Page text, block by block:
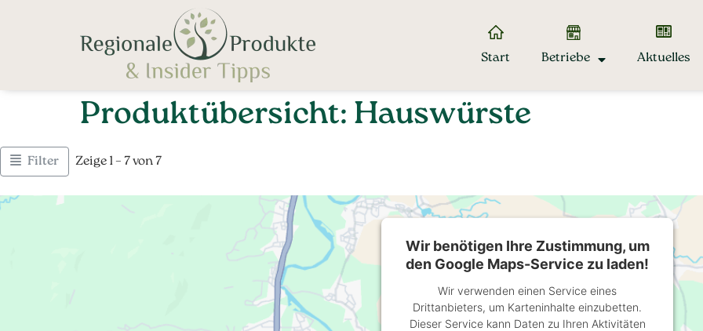
Start Betriebe Aktuelles
Produktübersicht: Hauswürste
Filter Zeige 1 – 7 von 7
Wir benötigen Ihre Zustimmung, um
den Google Maps-Service zu laden!
Wir verwenden einen Service eines
Drittanbieters, um Karteninhalte einzubetten.
Dieser Service kann Daten zu Ihren Aktivitäten